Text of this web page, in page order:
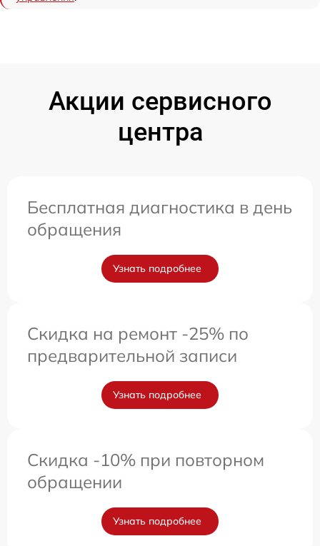
Акции сервисного
центра
Бесплатная диагностика в день
обращения
Узнать подробнее
Скидка на ремонт -25% по
предварительной записи
Узнать подробнее
Скидка -10% при повторном
обращении
Узнать подробнее